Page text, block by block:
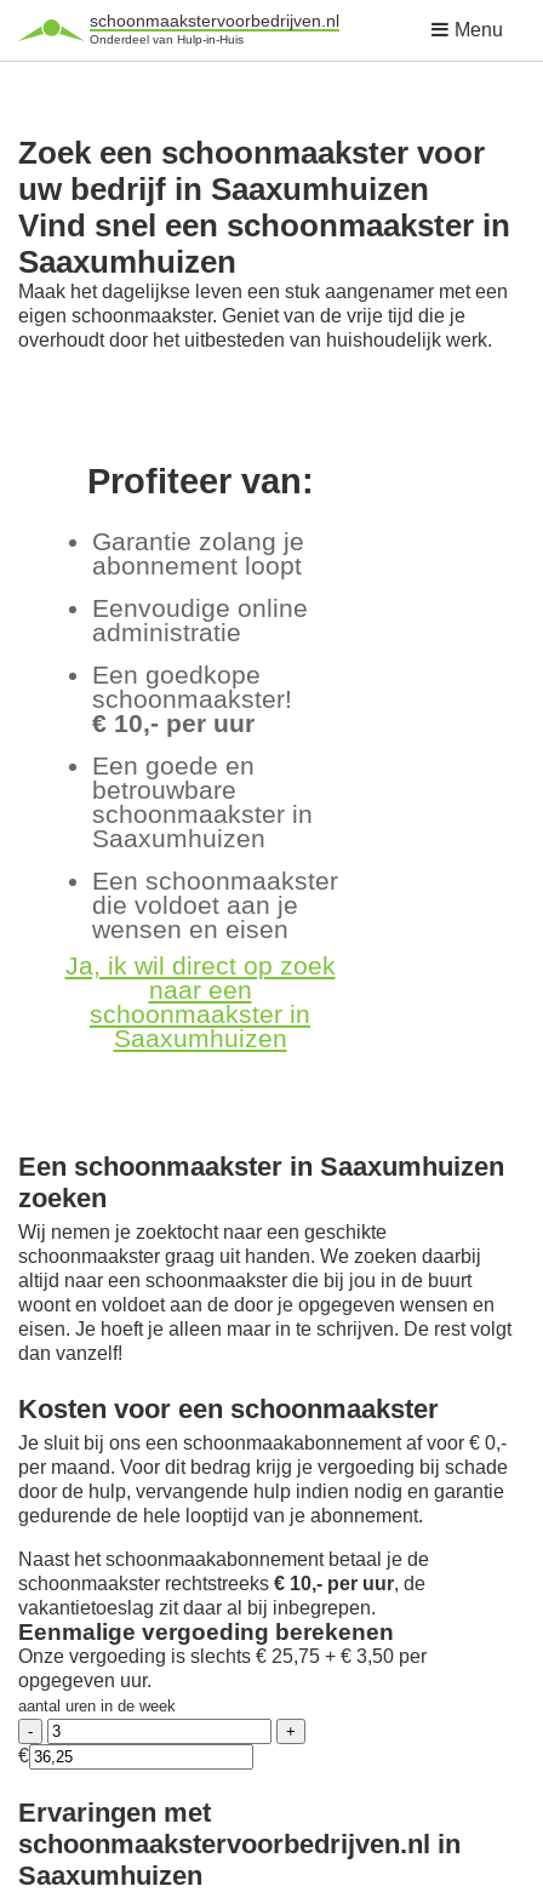
schoonmaakstervoorbedrijven.nl
Onderdeel van Hulp-in-Huis Menu
Zoek een schoonmaakster voor
uw bedrijf in Saaxumhuizen
Vind snel een schoonmaakster in
Saaxumhuizen
Maak het dagelijkse leven een stuk aangenamer met een
eigen schoonmaakster. Geniet van de vrije tijd die je
overhoudt door het uitbesteden van huishoudelijk werk.
Profiteer van:
Garantie zolang je
abonnement loopt
Eenvoudige online
administratie
Een goedkope
schoonmaakster!
€ 10,- per uur
Een goede en
betrouwbare
schoonmaakster in
Saaxumhuizen
Een schoonmaakster
die voldoet aan je
wensen en eisen
Ja, ik wil direct op zoek
naar een
schoonmaakster in
Saaxumhuizen
Een schoonmaakster in Saaxumhuizen
zoeken
Wij nemen je zoektocht naar een geschikte
schoonmaakster graag uit handen. We zoeken daarbij
altijd naar een schoonmaakster die bij jou in de buurt
woont en voldoet aan de door je opgegeven wensen en
eisen. Je hoeft je alleen maar in te schrijven. De rest volgt
dan vanzelf!
Kosten voor een schoonmaakster
Je sluit bij ons een schoonmaakabonnement af voor € 0,-
per maand. Voor dit bedrag krijg je vergoeding bij schade
door de hulp, vervangende hulp indien nodig en garantie
gedurende de hele looptijd van je abonnement.
Naast het schoonmaakabonnement betaal je de
schoonmaakster rechtstreeks € 10,- per uur, de
vakantietoeslag zit daar al bij inbegrepen.
Eenmalige vergoeding berekenen
Onze vergoeding is slechts € 25,75 + € 3,50 per
opgegeven uur.
aantal uren in de week
€
Ervaringen met
schoonmaakstervoorbedrijven.nl in
Saaxumhuizen